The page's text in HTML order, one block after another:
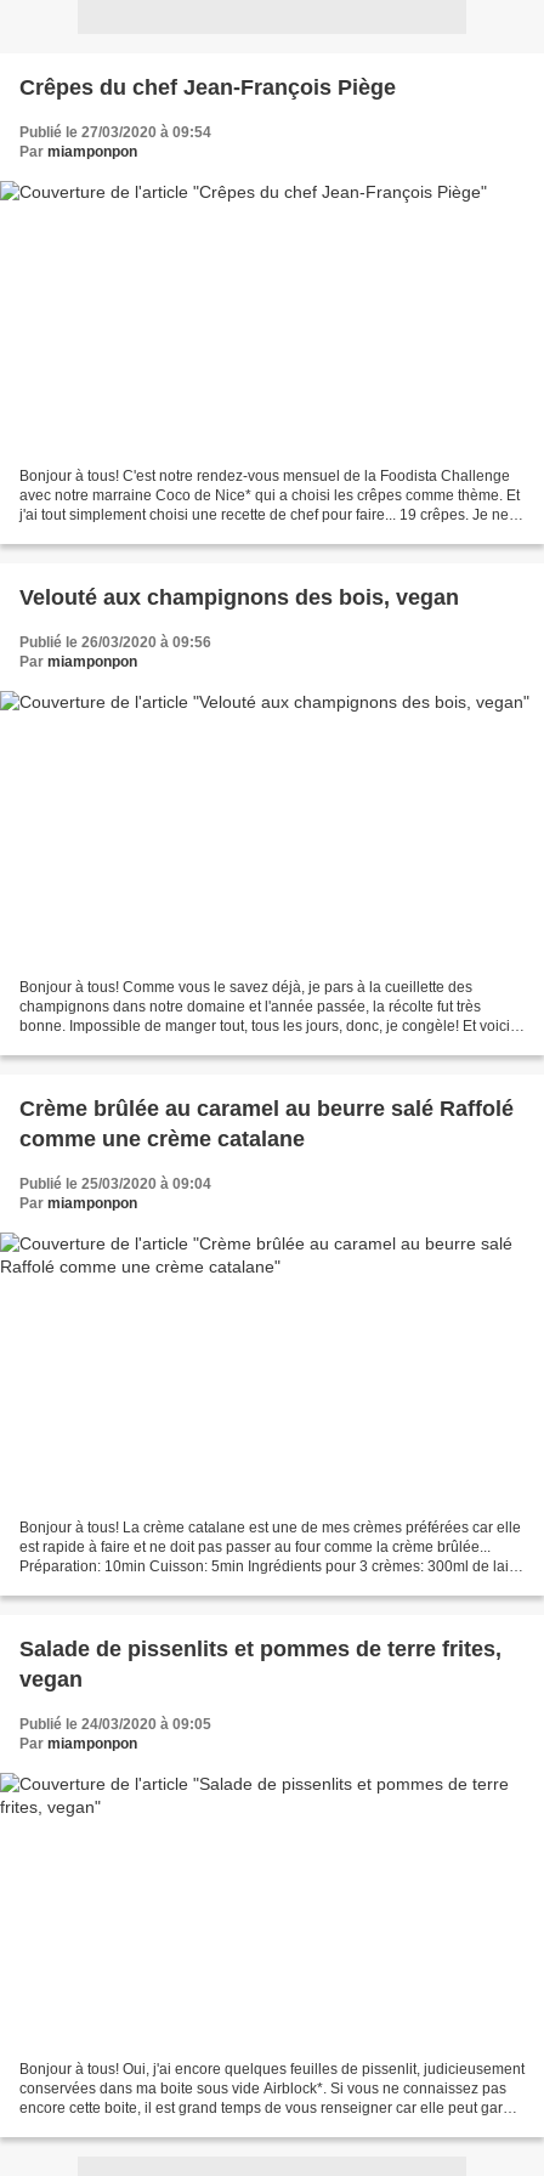
Crêpes du chef Jean-François Piège
Publié le 27/03/2020 à 09:54
Par miamponpon
Bonjour à tous! C'est notre rendez-vous mensuel de la Foodista Challenge
avec notre marraine Coco de Nice* qui a choisi les crêpes comme thème. Et
j'ai tout simplement choisi une recette de chef pour faire... 19 crêpes. Je ne
Velouté aux champignons des bois, vegan
Publié le 26/03/2020 à 09:56
Par miamponpon
Bonjour à tous! Comme vous le savez déjà, je pars à la cueillette des
champignons dans notre domaine et l'année passée, la récolte fut très
bonne. Impossible de manger tout, tous les jours, donc, je congèle! Et voici
Crème brûlée au caramel au beurre salé Raffolé
comme une crème catalane
Publié le 25/03/2020 à 09:04
Par miamponpon
Bonjour à tous! La crème catalane est une de mes crèmes préférées car elle
est rapide à faire et ne doit pas passer au four comme la crème brûlée...
Préparation: 10min Cuisson: 5min Ingrédients pour 3 crèmes: 300ml de lait
Salade de pissenlits et pommes de terre frites,
vegan
Publié le 24/03/2020 à 09:05
Par miamponpon
Bonjour à tous! Oui, j'ai encore quelques feuilles de pissenlit, judicieusement
conservées dans ma boite sous vide Airblock*. Si vous ne connaissez pas
encore cette boite, il est grand temps de vous renseigner car elle peut garder